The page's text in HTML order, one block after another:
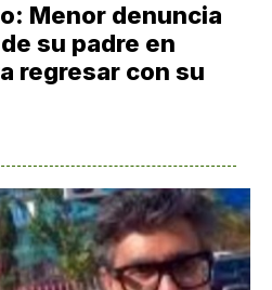
Menor denuncia
su padre en
regresar con su